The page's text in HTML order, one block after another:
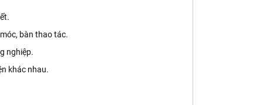
bàn thao tác.
nghiệp.
khác nhau.